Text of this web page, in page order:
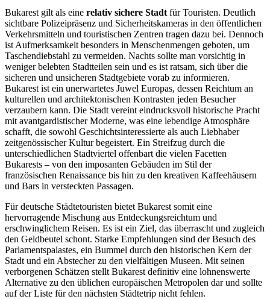
Bukarest gilt als eine relativ sichere Stadt für Touristen. Deutlich
sichtbare Polizeipräsenz und Sicherheitskameras in den öffentlichen
Verkehrsmitteln und touristischen Zentren tragen dazu bei. Dennoch
ist Aufmerksamkeit besonders in Menschenmengen geboten, um
Taschendiebstahl zu vermeiden. Nachts sollte man vorsichtig in
weniger belebten Stadtteilen sein und es ist ratsam, sich über die
sicheren und unsicheren Stadtgebiete vorab zu informieren.
Bukarest ist ein unerwartetes Juwel Europas, dessen Reichtum an
kulturellen und architektonischen Kontrasten jeden Besucher
verzaubern kann. Die Stadt vereint eindrucksvoll historische Pracht
mit avantgardistischer Moderne, was eine lebendige Atmosphäre
schafft, die sowohl Geschichtsinteressierte als auch Liebhaber
zeitgenössischer Kultur begeistert. Ein Streifzug durch die
unterschiedlichen Stadtviertel offenbart die vielen Facetten
Bukarests – von den imposanten Gebäuden im Stil der
französischen Renaissance bis hin zu den kreativen Kaffeehäusern
und Bars in versteckten Passagen.
Für deutsche Städtetouristen bietet Bukarest somit eine
hervorragende Mischung aus Entdeckungsreichtum und
erschwinglichem Reisen. Es ist ein Ziel, das überrascht und zugleich
den Geldbeutel schont. Starke Empfehlungen sind der Besuch des
Parlamentspalastes, ein Bummel durch den historischen Kern der
Stadt und ein Abstecher zu den vielfältigen Museen. Mit seinen
verborgenen Schätzen stellt Bukarest definitiv eine lohnenswerte
Alternative zu den üblichen europäischen Metropolen dar und sollte
auf der Liste für den nächsten Städtetrip nicht fehlen.